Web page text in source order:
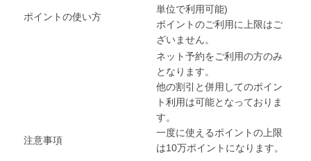
ポイントの使い方
単位で利用可能)
ポイントのご利用に上限はご
ざいません。
注意事項
ネット予約をご利用の方のみ
となります。
他の割引と併用してのポイン
ト利用は可能となっておりま
す。
一度に使えるポイントの上限
は10万ポイントになります。